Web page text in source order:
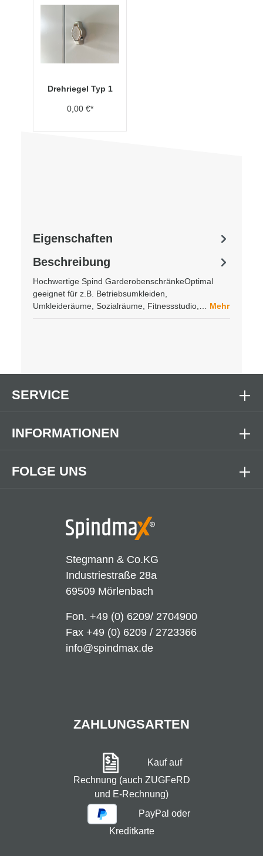
Drehriegel Typ 1
0,00 €*
Beschreibung
Hochwertige Spind GarderobenschränkeOptimal
geeignet für z.B. Betriebsumkleiden,
Umkleideräume, Sozialräume, Fitnessstudio,… Mehr
Eigenschaften
Stegmann & Co.KG
Industriestraße 28a
69509 Mörlenbach
Fon. +49 (0) 6209/ 2704900
Fax +49 (0) 6209 / 2723366
info@spindmax.de
FOLGE UNS
SERVICE
INFORMATIONEN
ZAHLUNGSARTEN
Kauf auf
Rechnung (auch ZUGFeRD
und E-Rechnung)
PayPal oder
Kreditkarte